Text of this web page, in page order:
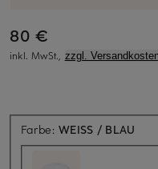
80 €
inkl. MwSt., zzgl.
Farbe:WEISS / BLAU